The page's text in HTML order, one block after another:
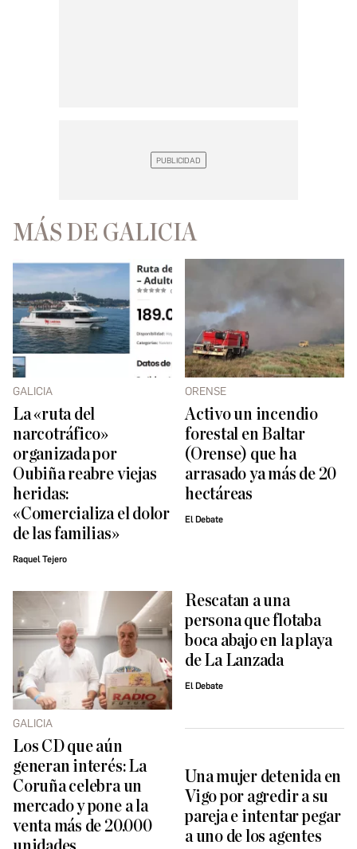
MÁS DE GALICIA
GALICIA
La «ruta del
narcotráfico»
organizada por
Oubiña reabre viejas
heridas:
«Comercializa el dolor
de las familias»
Raquel Tejero
ORENSE
Activo un incendio
forestal en Baltar
(Orense) que ha
arrasado ya más de 20
hectáreas
El Debate
GALICIA
Los CD que aún
generan interés: La
Coruña celebra un
mercado y pone a la
venta más de 20.000
Rescatan a una
persona que flotaba
boca abajo en la playa
de La Lanzada
El Debate
Una mujer detenida en
Vigo por agredir a su
pareja e intentar pegar
a uno de los agentes